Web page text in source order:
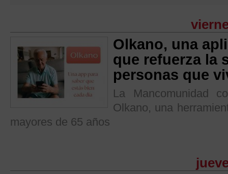
Olkano, una
que refuerza la
personas que
La Mancomunidad
Olkano, una
mayores de 65 años